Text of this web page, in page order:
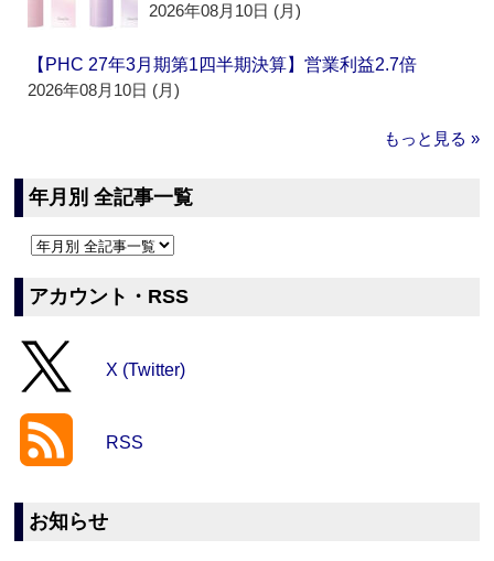
2026年08月10日 (月)
【PHC 27年3月期第1四半期決算】営業利益2.7倍
2026年08月10日 (月)
もっと見る »
年月別 全記事一覧
アカウント・RSS
X (Twitter)
RSS
お知らせ